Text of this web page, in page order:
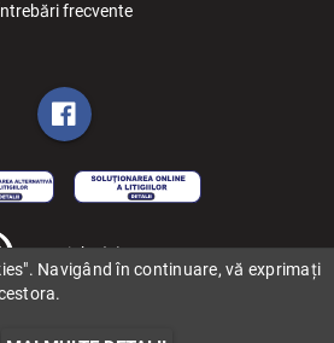
frecvente
Copyright (C) 2006-2026 BILET.ro
Navigând în continuare, vă exprimați